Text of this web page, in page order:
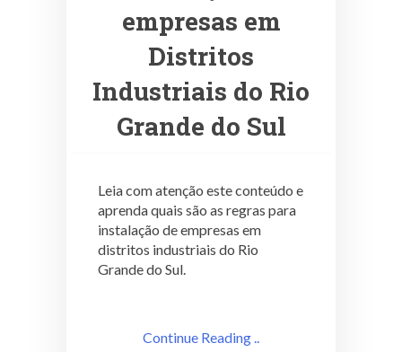
empresas em
Distritos
Industriais do Rio
Grande do Sul
Leia com atenção este conteúdo e
aprenda quais são as regras para
instalação de empresas em
distritos industriais do Rio
Grande do Sul.
Continue Reading ..